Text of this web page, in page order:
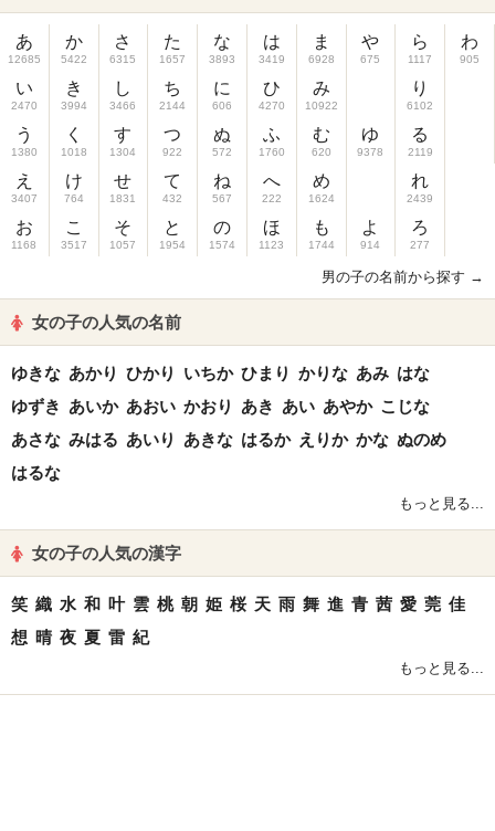
あ
12685
い
2470
う
1380
え
3407
お
1168
か
5422
き
3994
く
1018
け
764
こ
3517
さ
6315
し
3466
す
1304
せ
1831
そ
1057
た
1657
ち
2144
つ
922
て
432
と
1954
な
3893
に
606
ぬ
572
ね
567
の
1574
は
3419
ひ
4270
ふ
1760
へ
222
ほ
1123
ま
6928
み
10922
む
620
め
1624
も
1744
や
675
ゆ
9378
よ
914
ら
1117
り
6102
る
2119
れ
2439
ろ
277
わ
905
男の子の名前から探す →
女の子の人気の名前
ゆきな あかり ひかり いちか ひまり かりな あみ はな
ゆずき あいか あおい かおり あき あい あやか こじな
あさな みはる あいり あきな はるか えりか かな ぬのめ
はるな
もっと見る...
女の子の人気の漢字
笑 織 水 和 叶 雲 桃 朝 姫 桜 天 雨 舞 進 青 茜 愛 莞 佳
想 晴 夜 夏 雷 紀
もっと見る...